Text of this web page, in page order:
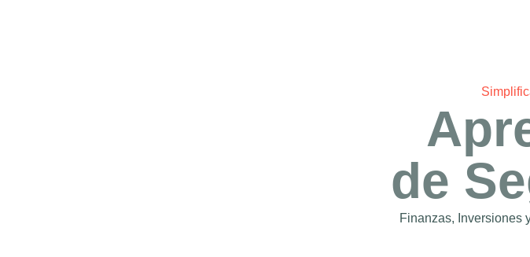
de
Finanzas, Inversiones